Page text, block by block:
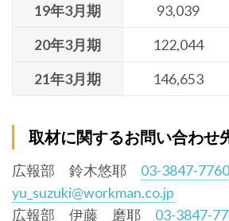
19年3月期
93,039
20年3月期
122,044
21年3月期
146,653
取材に関するお問い合わせ
広報部 鈴木悠耶 03-3847-7760
yu_suzuki@workman.co.jp
広報部 伊藤 磨耶 03-3847-